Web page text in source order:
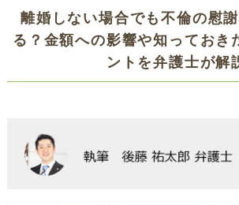
離婚しない場合でも不倫の慰
る？金額への影響や知っておき
ントを弁護士が解